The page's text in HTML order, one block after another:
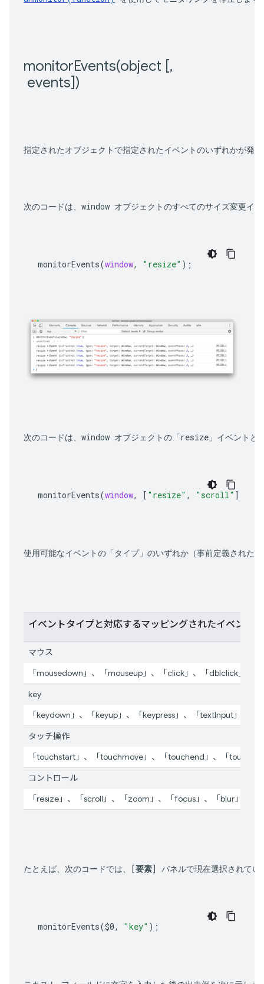
monitorEvents(object [,
events])
指定されたオブジェクトで指定されたイベントのいずれかが発
次のコードは、window オブジェクトのすべてのサイズ変更イ
monitorEvents(window, "resize" );
次のコードは、window オブジェクトの「resize」イベント
monitorEvents(window, [ "resize" , "scroll" ])
使用可能なイベントの「タイプ」のいずれか（事前定義された
イベントタイプと対応するマッピングされたイベント
マウス
「mousedown」、「mouseup」、「click」、「dblclick」、
key
「keydown」、「keyup」、「keypress」、「textInput」
タッチ操作
「touchstart」、「touchmove」、「touchend」、「
コントロール
「resize」、「scroll」、「zoom」、「focus」、「blur」、
たとえば、次のコードでは、[要素] パネルで現在選択されてい
monitorEvents($0, "key" );